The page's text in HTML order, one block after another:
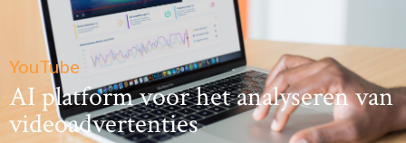
YouTube
AI platform voor het analyseren van
videoadvertenties